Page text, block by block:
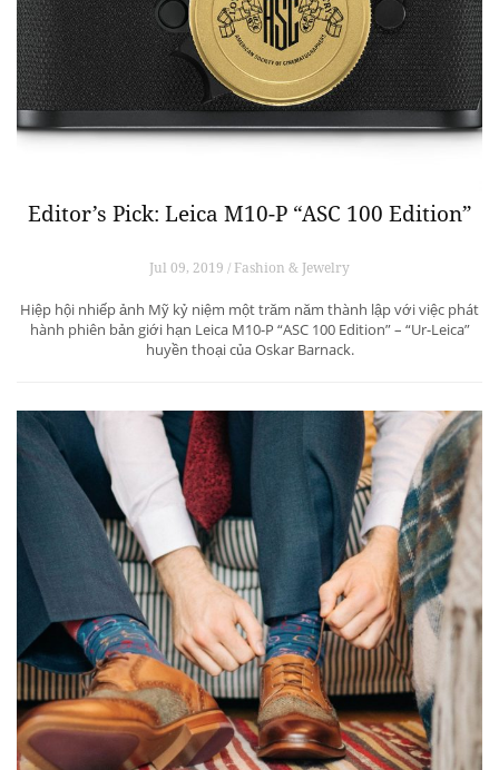
Editor’s Pick: Leica M10-P “ASC 100 Edition”
Jul 09, 2019 / Fashion & Jewelry
Hiệp hội nhiếp ảnh Mỹ kỷ niệm một trăm năm thành lập với việc phát
hành phiên bản giới hạn Leica M10-P “ASC 100 Edition” – “Ur-Leica”
huyền thoại của Oskar Barnack.